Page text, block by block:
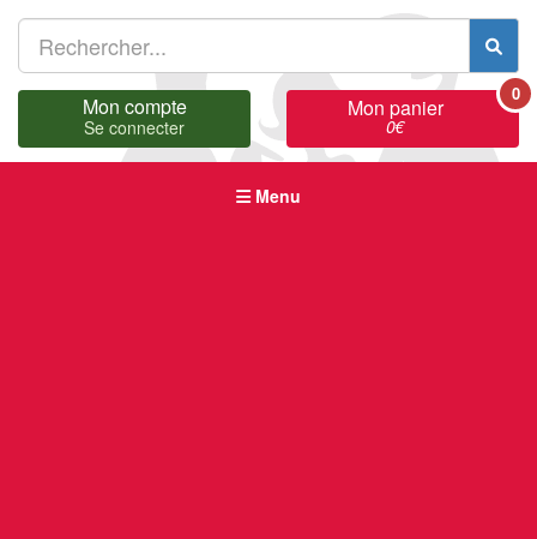
Mon compte
Se connecter
Mon panier
0€
0
Menu